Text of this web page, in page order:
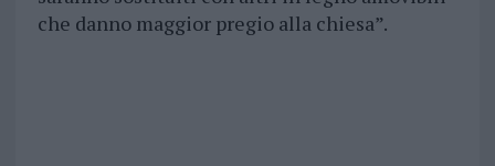
che danno maggior pregio alla chiesa”.